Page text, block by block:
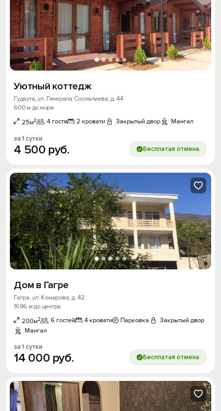
Уютный коттедж
Гудаута, ул. Генерала Сосналиева, д. 44
600 м до моря
25м2 4 гостя 2 кровати Закрытый двор Мангал
за 1 сутки
4 500 руб. Бесплатая отмена
Дом в Гагре
Гагра, ул. Комарова, д. 42
1696 м до центра
200м2 6 гостей 4 кровати Парковка
Закрытый двор
Мангал
за 1 сутки
14 000 руб. Бесплатая отмена